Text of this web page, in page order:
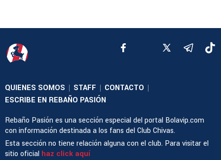
QUIENES SOMOS STAFF CONTACTO
ESCRIBE EN REBAÑO PASIÓN
Rebaño Pasión es una sección especial del portal Bolavip.com
con información destinada a los fans del Club Chivas.
Esta sección no tiene relación alguna con el club. Para visitar el
sitio oficial haz click aquí